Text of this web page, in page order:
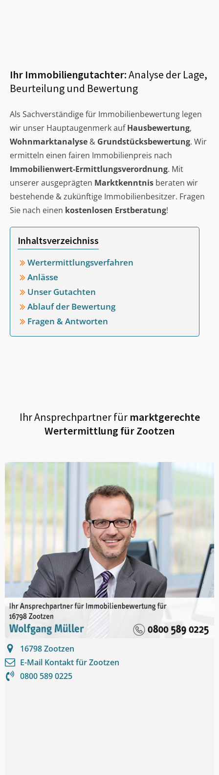
Ihr Immobiliengutachter:Analyse der Lage,
Beurteilung und Bewertung
Als Sachverständige für Immobilienbewertung legen
wir unser Hauptaugenmerk aufHausbewertung,
Wohnmarktanalyse & Grundstücksbewertung. Wir
ermitteln einen fairen Immobilienpreis nach
Immobilienwert-Ermittlungsverordnung. Mit
unserer ausgeprägten Marktkenntnis beraten wir
bestehende & zukünftige Immobilienbesitzer. Fragen
Sie nach einen kostenlosen Erstberatung!
Inhaltsverzeichniss
Wertermittlungsverfahren
Anlässe
Unser Gutachten
Ablauf der Bewertung
Fragen & Antworten
Ihr Ansprechpartner fürmarktgerechte
Wertermittlung fürZootzen
16798Zootzen
E-Mail Kontakt fürZootzen
0800 589 0225